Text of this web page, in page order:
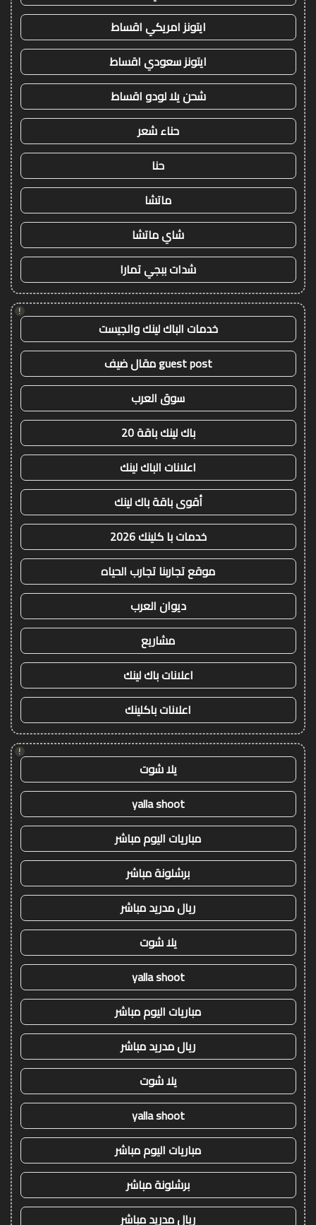
ايتونز امريكي اقساط
ايتونز سعودي اقساط
شحن يلا لودو اقساط
حناء شعر
حنا
ماتشا
شاي ماتشا
شدات ببجي تمارا
!
خدمات الباك لينك والجيست
guest post مقال ضيف
سوق العرب
باك لينك باقة 20
اعلانات الباك لينك
أقوى باقة باك لينك
خدمات با كلينك 2026
موقع تجاربنا تجارب الحياه
ديوان العرب
مشاريع
اعلانات باك لينك
اعلانات باكلينك
!
يلا شوت
yalla shoot
مباريات اليوم مباشر
برشلونة مباشر
ريال مدريد مباشر
يلا شوت
yalla shoot
مباريات اليوم مباشر
ريال مدريد مباشر
يلا شوت
yalla shoot
مباريات اليوم مباشر
برشلونة مباشر
ريال مدريد مباشر